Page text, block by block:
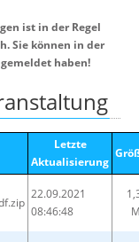
ist in der Regel
Sie können in der
haben!
Letzte
Aktualisierung
22.09.2021
08:46:48